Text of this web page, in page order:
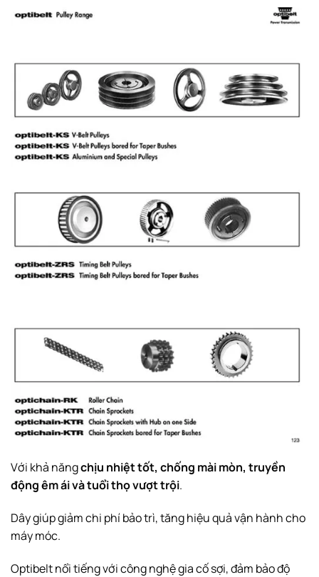
Với khả năngchịu nhiệt tốt, chống mài mòn, truyền
động êm ái và tuổi thọ vượt trội.
Dây giúp giảm chi phí bảo trì, tăng hiệu quả vận hành cho
máy móc.
Optibelt nổi tiếng với công nghệ gia cố sợi, đảm bảo độ